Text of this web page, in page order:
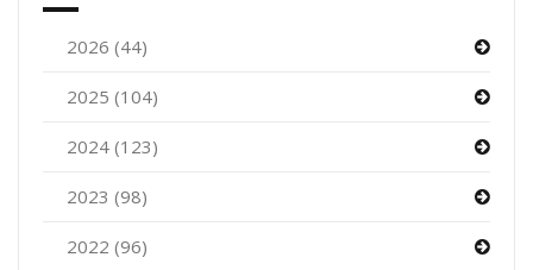
2026 (44)
2025 (104)
2024 (123)
2023 (98)
2022 (96)